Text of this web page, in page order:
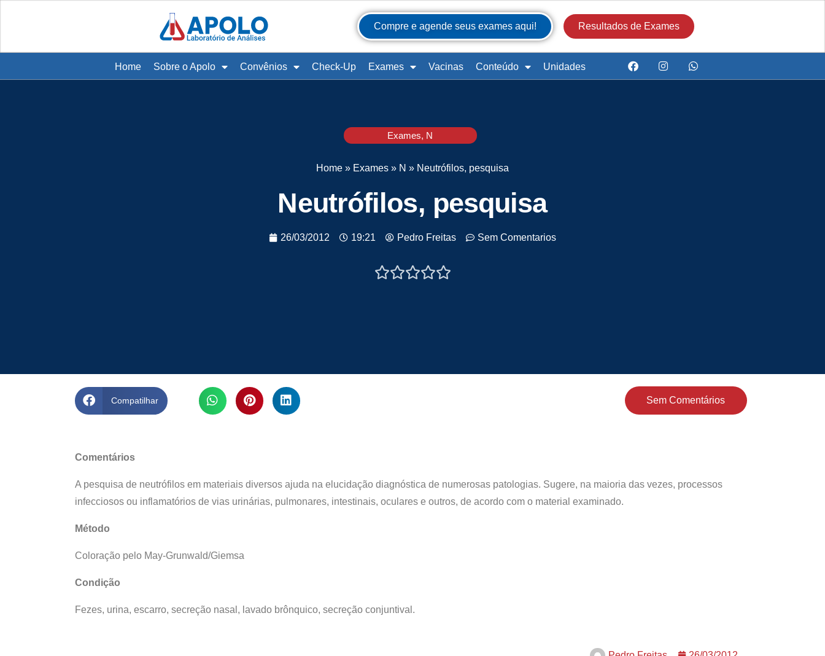
Compre e agende seus exames aqui! Resultados de Exames
Home Sobre o Apolo Convênios Check-Up Exames Vacinas Conteúdo Unidades
Exames, N
Home » Exames » N » Neutrófilos, pesquisa
Neutrófilos, pesquisa
26/03/2012 19:21 Pedro Freitas Sem Comentarios

Compatilhar Sem Comentários
Comentários
A pesquisa de neutrófilos em materiais diversos ajuda na elucidação diagnóstica de numerosas patologias. Sugere, na maioria das vezes, processos
infecciosos ou inflamatórios de vias urinárias, pulmonares, intestinais, oculares e outros, de acordo com o material examinado.
Método
Coloração pelo May-Grunwald/Giemsa
Condição
Fezes, urina, escarro, secreção nasal, lavado brônquico, secreção conjuntival.